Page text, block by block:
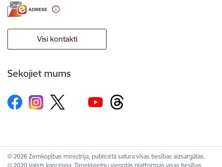
Visi kontakti
Sekojiet mums
© 2026 Zemkopības ministrija, publicētā satura visas tiesības aizsargātas.
© 2020 Valsts kanceleja, Tīmekļvietņu vienotās platformas visas tiesības